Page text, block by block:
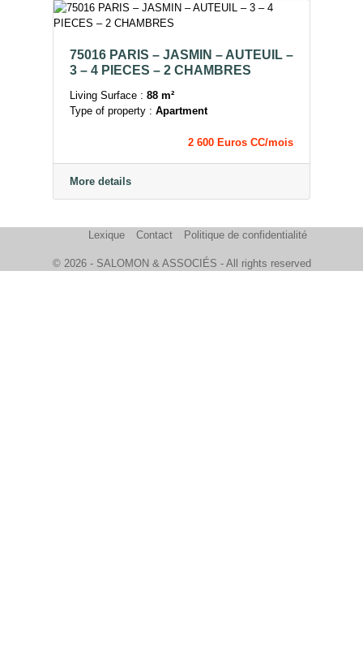
75016 PARIS – JASMIN – AUTEUIL –
3 – 4 PIECES – 2 CHAMBRES
Living Surface : 88 m²
Type of property : Apartment
2 600 Euros CC/mois
More details
Lexique Contact Politique de confidentialité
© 2026 - SALOMON & ASSOCIÉS - All rights reserved